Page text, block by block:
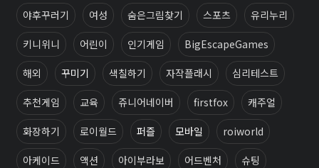
야후꾸러기 여성 숨은그림찾기 스포츠 유리누리
키니위니 어린이 인기게임 BigEscapeGames
해외 꾸미기 색칠하기 자작플래시 심리테스트
추천게임 교육 쥬니어네이버 firstfox 캐주얼
화장하기 로이월드 퍼즐 모바일 roiworld
아케이드 액션 아이부라보 어드벤처 슈팅